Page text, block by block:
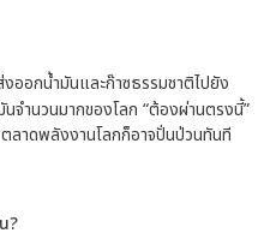
ออกน้ำมันและก๊าซธรรมชาติไปยัง
จำนวนมากของโลก “ต้องผ่านตรงนี้”
ลาดพลังงานโลกก็อาจปั่นป่วนทันที
?